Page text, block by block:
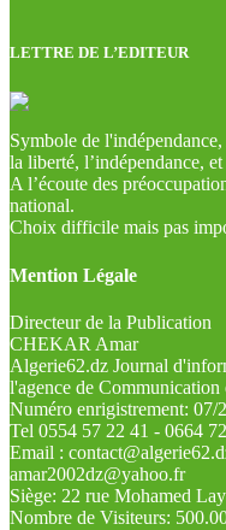
LETTRE DE L’EDITEUR
Symbole de
la liberté, l’indépendance,
A l’écoute des
national.
Choix difficile mais pas
Mention Légale
Directeur de la Publication
CHEKAR Amar
Algerie62.dz Journal
l'agence de
Numéro enrigistrement: 07/
Tel 0554 57 22 41 - 0664
Email :
amar2002dz@yahoo.fr
Siège: 22 rue Mohamed
Nombre de Visiteurs: